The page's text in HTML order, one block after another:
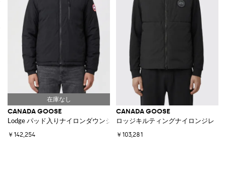
CANADA GOOSE
Lodge パッド入りナイロンダウンジャケット
￥142,254
CANADA GOOSE
ロッジキルティングナイロンジレ
￥103,281